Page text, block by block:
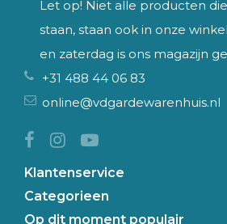
Let op! Niet alle producten
staan, staan ook in onze
en zaterdag is ons magazijn
+31 488 44 06 83
online@vdgardewarenhuis.nl
Klantenservice
Categorieen
Op dit moment populair